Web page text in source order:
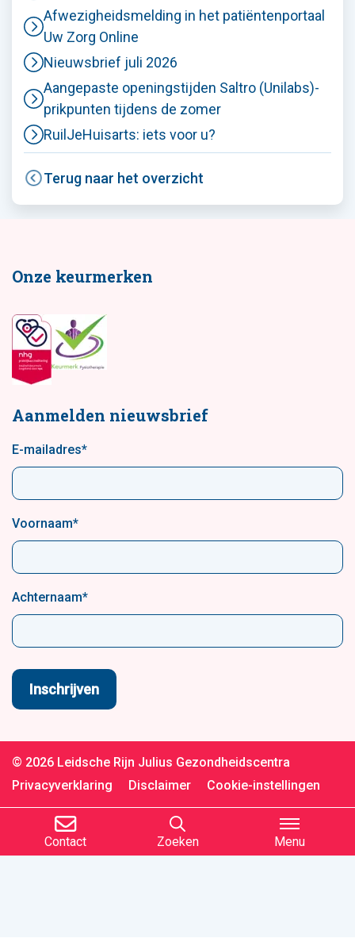
Afwezigheidsmelding in het patiëntenportaal
Uw Zorg Online
Nieuwsbrief juli 2026
Aangepaste openingstijden Saltro (Unilabs)-
prikpunten tijdens de zomer
RuilJeHuisarts: iets voor u?
Terug naar het overzicht
Onze keurmerken
Aanmelden nieuwsbrief
E-mailadres*
Voornaam*
Achternaam*
© 2026 Leidsche Rijn Julius Gezondheidscentra
Privacyverklaring
Disclaimer Cookie-instellingen
Contact Zoeken Menu